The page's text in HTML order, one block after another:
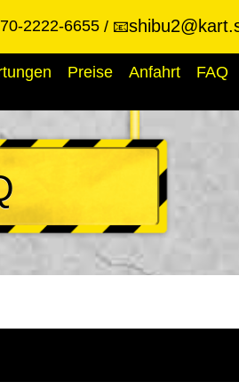
2222-6655 📧
Preise Anfahrt FAQ